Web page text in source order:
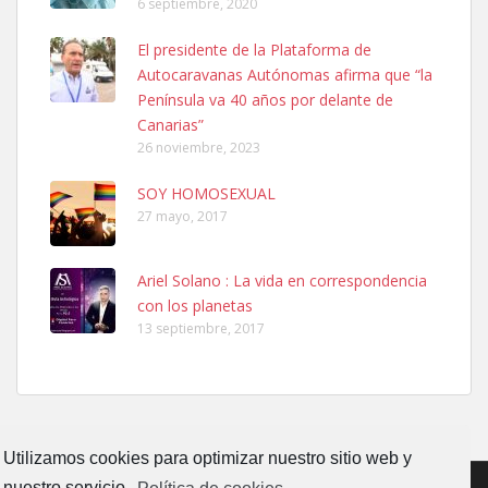
Utilizamos cookies para optimizar nuestro sitio web y
Ninfa perdida
El día 5 se los perdió una ninfa papillera, asustada tiene miedo a la
calle, se perdió por la zon...
Leales.org » Gran Canaria
6.7.2025
Adopcion
Busco casa de acogida para mi perrita ya que por temas de trabajo
no la puedo tener. Solo gente r...
6 septiembre, 2020
El presidente de la Plataforma de
Autocaravanas Autónomas afirma que “la
Península va 40 años por delante de
Canarias”
26 noviembre, 2023
SOY HOMOSEXUAL
27 mayo, 2017
Ariel Solano : La vida en correspondencia
con los planetas
13 septiembre, 2017